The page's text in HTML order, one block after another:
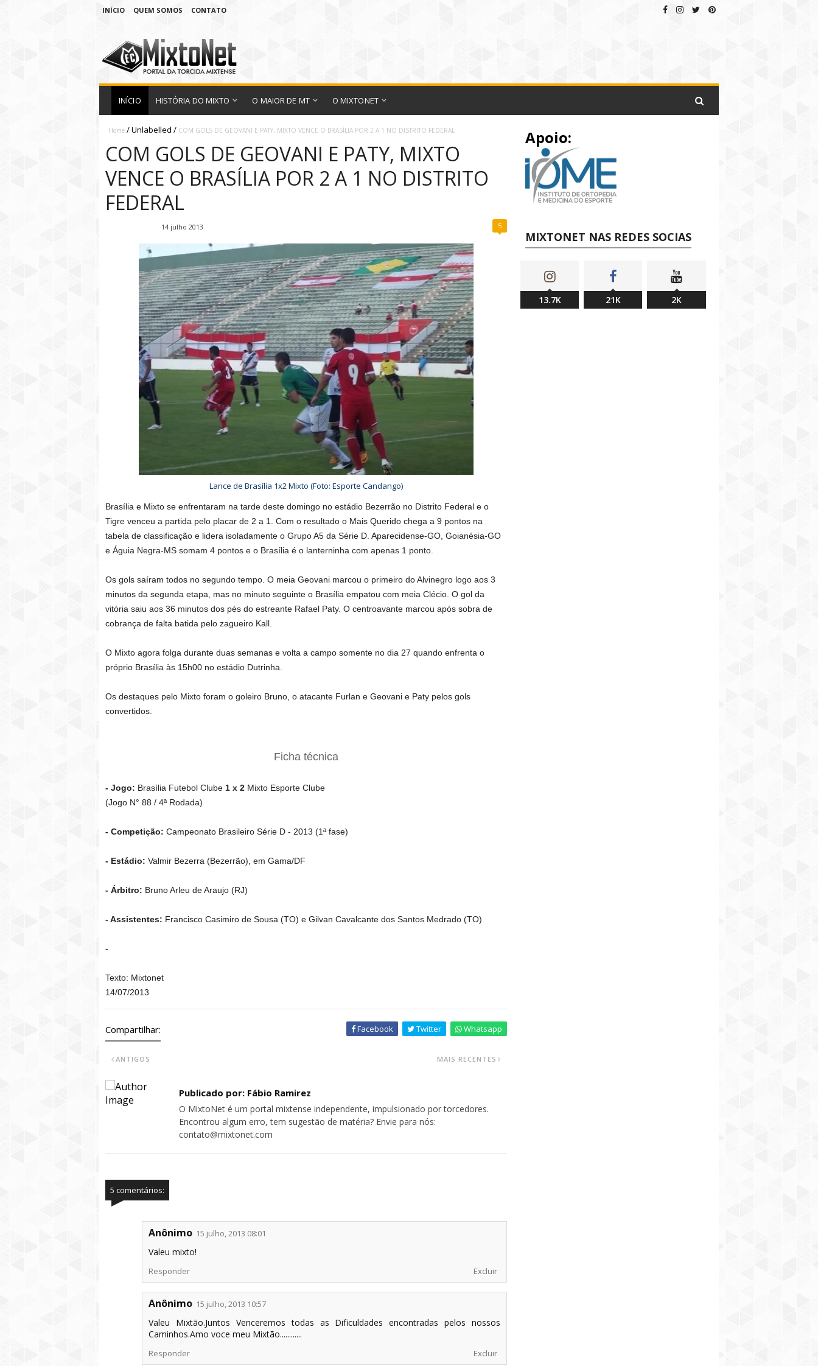
INÍCIO QUEM SOMOS CONTATO
INÍCIO HISTÓRIA DO MIXTO O MAIOR DE MT O MIXTONET
Home /Unlabelled / COM GOLS DE GEOVANI E PATY, MIXTO VENCE O BRASÍLIA POR 2 A 1 NO DISTRITO FEDERAL
COM GOLS DE GEOVANI E PATY, MIXTO
VENCE O BRASÍLIA POR 2 A 1 NO DISTRITO
FEDERAL
14 julho 2013 5
Lance de Brasília 1x2 Mixto (Foto: Esporte Candango)
Brasília e Mixto se enfrentaram na tarde deste domingo no estádio Bezerrão no Distrito Federal e o
Tigre venceu a partida pelo placar de 2 a 1. Com o resultado o Mais Querido chega a 9 pontos na
tabela de classificação e lidera isoladamente o Grupo A5 da Série D. Aparecidense-GO, Goianésia-GO
e Águia Negra-MS somam 4 pontos e o Brasília é o lanterninha com apenas 1 ponto.
Os gols saíram todos no segundo tempo. O meia Geovani marcou o primeiro do Alvinegro logo aos 3
minutos da segunda etapa, mas no minuto seguinte o Brasília empatou com meia Clécio. O gol da
vitória saiu aos 36 minutos dos pés do estreante Rafael Paty. O centroavante marcou após sobra de
cobrança de falta batida pelo zagueiro Kall.
O Mixto agora folga durante duas semanas e volta a campo somente no dia 27 quando enfrenta o
próprio Brasília às 15h00 no estádio Dutrinha.
Os destaques pelo Mixto foram o goleiro Bruno, o atacante Furlan e Geovani e Paty pelos gols
convertidos.
Ficha técnica
- Jogo: Brasília Futebol Clube 1 x 2 Mixto Esporte Clube
(Jogo N° 88 / 4ª Rodada)
- Competição: Campeonato Brasileiro Série D - 2013 (1ª fase)
- Estádio: Valmir Bezerra (Bezerrão), em Gama/DF
- Árbitro: Bruno Arleu de Araujo (RJ)
- Assistentes: Francisco Casimiro de Sousa (TO) e Gilvan Cavalcante dos Santos Medrado (TO)
-
Texto: Mixtonet
14/07/2013
Compartilhar: Facebook Twitter Whatsapp
MAIS RECENTES
ANTIGOS
Publicado por: Fábio Ramirez
O MixtoNet é um portal mixtense independente, impulsionado por torcedores.
Encontrou algum erro, tem sugestão de matéria? Envie para nós:
contato@mixtonet.com
5 comentários:
Anônimo 15 julho, 2013 08:01
Valeu mixto!
Responder Excluir
Anônimo 15 julho, 2013 10:57
Valeu Mixtão.Juntos Venceremos todas as Dificuldades encontradas pelos nossos
Caminhos.Amo voce meu Mixtão............
Responder Excluir
Apoio:
MIXTONET NAS REDES SOCIAS
13.7K 21K 2K